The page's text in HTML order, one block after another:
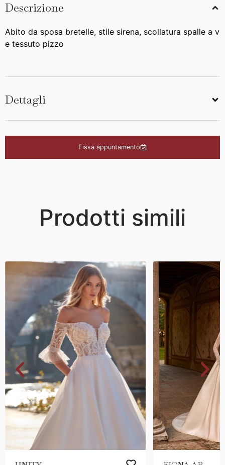
Descrizione
Abito da sposa bretelle, stile sirena, scollatura spalle a v
e tessuto pizzo
Dettagli
Fissa appuntamento
Prodotti simili